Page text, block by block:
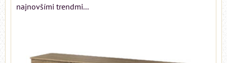
najnovšími trendmi...